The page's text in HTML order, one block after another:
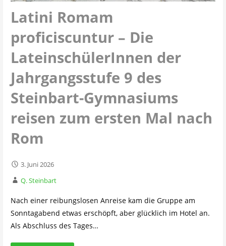
Latini Romam
proficiscuntur – Die
LateinschülerInnen der
Jahrgangsstufe 9 des
Steinbart-Gymnasiums
reisen zum ersten Mal nach
Rom
3. Juni 2026
Q. Steinbart
Nach einer reibungslosen Anreise kam die Gruppe am
Sonntagabend etwas erschöpft, aber glücklich im Hotel an.
Als Abschluss des Tages…